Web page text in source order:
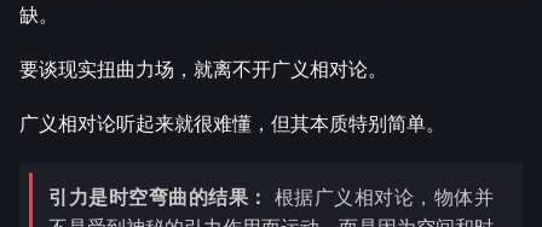
缺。
要谈现实扭曲力场，就离不开广义相对论。
广义相对论听起来就很难懂，但其本质特别简单。
引力是时空弯曲的结果： 根据广义相对论，物体并